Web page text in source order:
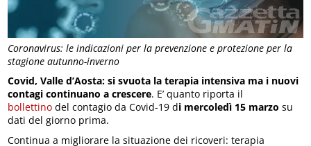
Coronavirus: le indicazioni per la prevenzione e protezione per la
stagione autunno-inverno
Covid, Valle d’Aosta: si svuota la terapia intensiva ma i nuovi
contagi continuano a crescere. E’ quanto riporta il
bollettinodel contagio da Covid-19 di mercoledì 15 marzo su
dati del giorno prima.
Continua a migliorare la situazione dei ricoveri: terapia